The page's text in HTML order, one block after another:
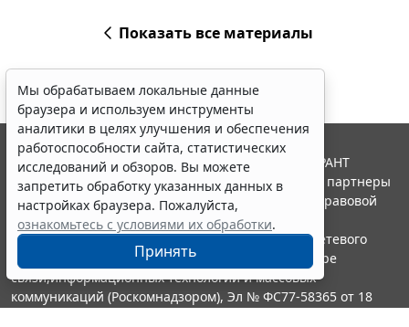
Показать все материалы
Мы обрабатываем локальные данные
браузера и используем инструменты
аналитики в целях улучшения и обеспечения
работоспособности сайта, статистических
исследований и обзоров. Вы можете
запретить обработку указанных данных в
настройках браузера. Пожалуйста,
ознакомьтесь с условиями их обработки.
Принять
© ООО "НПП "ГАРАНТ-СЕРВИС", 2026. Система ГАРАНТ
выпускается с 1990 года. Компания "Гарант" и ее партнеры
являются участниками Российской ассоциации правовой
информации ГАРАНТ.
Портал ГАРАНТ.РУ зарегистрирован в качестве сетевого
издания Федеральной службой по надзору в сфере
связи,информационных технологий и массовых
коммуникаций (Роскомнадзором), Эл № ФС77-58365 от 18